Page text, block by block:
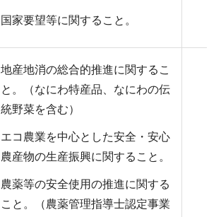
国家要望等に関すること。
地産地消の総合的推進に関するこ
と。（なにわ特産品、なにわの伝
統野菜を含む）
エコ農業を中心とした安全・安心
農産物の生産振興に関すること。
農薬等の安全使用の推進に関する
こと。（農薬管理指導士認定事業